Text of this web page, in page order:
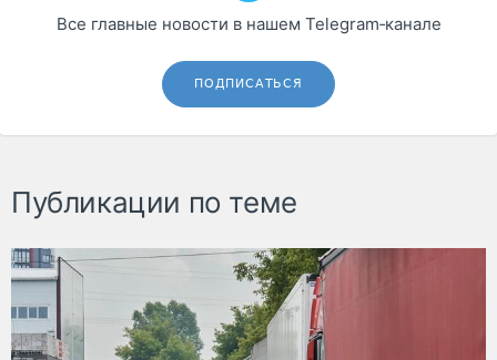
Все главные новости в нашем Telegram‑канале
ПОДПИСАТЬСЯ
Публикации по теме